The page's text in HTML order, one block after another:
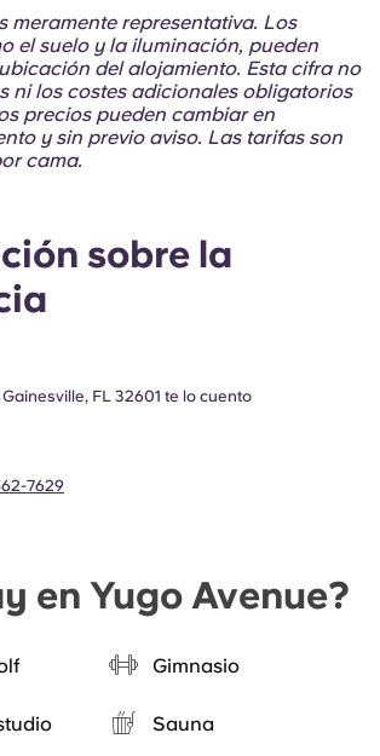
Portuguese
sobre la
Gainesville, FL 32601 te lo cuento
7629
en Yugo Avenue?
Gimnasio
Sauna
meramente representativa. Los
el suelo y la iluminación, pueden
del alojamiento. Esta cifra no
ni los costes adicionales obligatorios
precios pueden cambiar en
y sin previo aviso. Las tarifas son
cama.